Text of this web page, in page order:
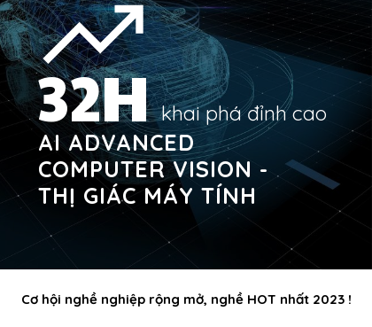
32H khai phá đỉnh cao
AI ADVANCED
COMPUTER VISION -
THỊ GIÁC MÁY TÍNH
Cơ hội nghề nghiệp rộng mở, nghề HOT nhất 2023 !